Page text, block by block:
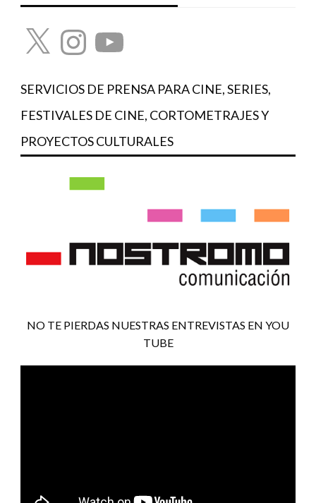
X InstagramYouTube
SERVICIOS DE PRENSA PARA CINE, SERIES,
FESTIVALES DE CINE, CORTOMETRAJES Y
PROYECTOS CULTURALES
NO TE PIERDAS NUESTRAS ENTREVISTAS EN YOU
TUBE